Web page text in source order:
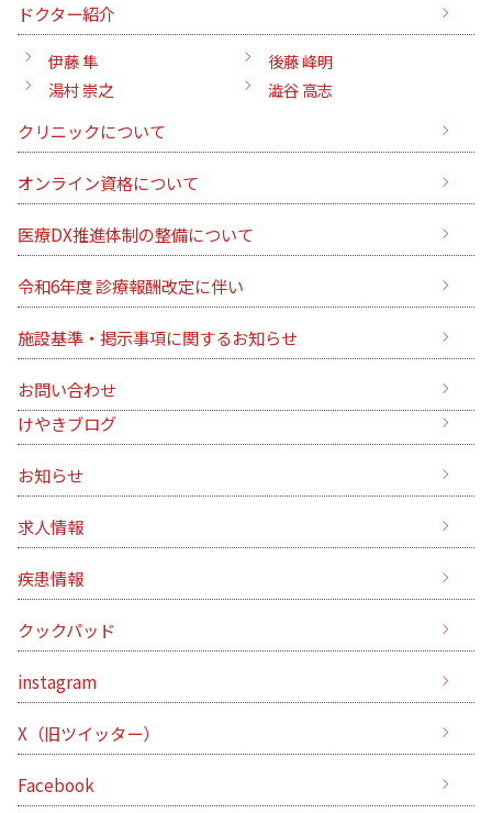
ドクター紹介
伊藤 隼
後藤 峰明
湯村 崇之
澁谷 高志
クリニックについて
オンライン資格について
医療DX推進体制の整備について
令和6年度 診療報酬改定に伴い
施設基準・掲示事項に関するお知らせ
お問い合わせ
けやきブログ
お知らせ
求人情報
疾患情報
クックパッド
instagram
X（旧ツイッター）
Facebook